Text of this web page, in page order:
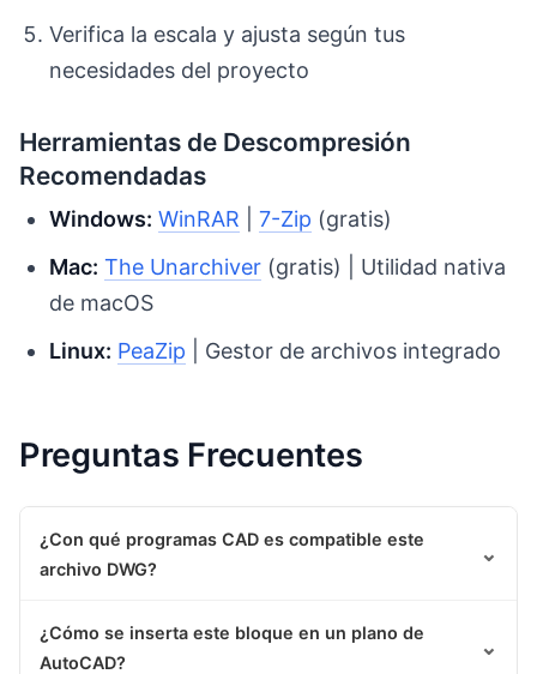
Verifica la escala y ajusta según tus
necesidades del proyecto
Herramientas de Descompresión
Recomendadas
Windows: WinRAR |7-Zip (gratis)
Mac: The Unarchiver (gratis) | Utilidad nativa
de macOS
Linux: PeaZip | Gestor de archivos integrado
Preguntas Frecuentes
¿Con qué programas CAD es compatible este
archivo DWG?
⌄
¿Cómo se inserta este bloque en un plano de
AutoCAD?
⌄